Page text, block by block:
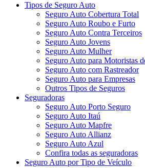
Tipos de Seguro Auto
Seguro Auto Cobertura Total
Seguro Auto Roubo e Furto
Seguro Auto Contra Terceiros
Seguro Auto Jovens
Seguro Auto Mulher
Seguro Auto para Motoristas
Seguro Auto com Rastreador
Seguro Auto para Empresas
Outros Tipos de Seguros
Seguradoras
Seguro Auto Porto Seguro
Seguro Auto Itaú
Seguro Auto Mapfre
Seguro Auto Allianz
Seguro Auto Azul
Confira todas as seguradoras
Seguro Auto por Tipo de Veículo